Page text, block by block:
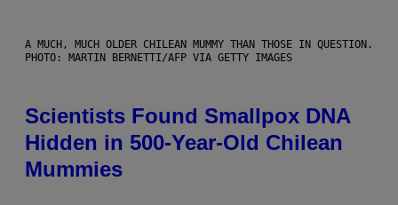
A MUCH, MUCH OLDER CHILEAN MUMMY THAN THOSE IN QUESTION.
PHOTO: MARTIN BERNETTI/AFP VIA GETTY IMAGES
Scientists Found Smallpox DNA
Hidden in 500-Year-Old Chilean
Mummies